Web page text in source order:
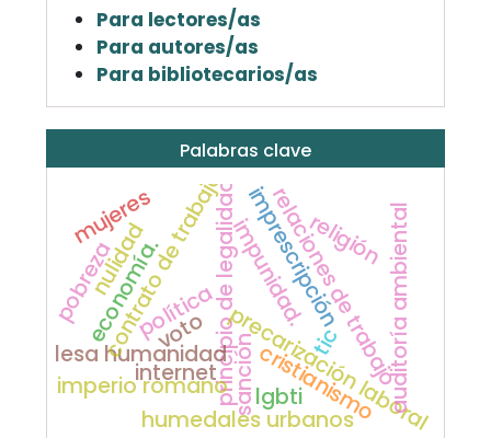
Para lectores/as
Para autores/as
Para bibliotecarios/as
Palabras clave
imprescripción
principio de legalidad
lesa humanidad
impunidad.
relaciones de trabajo
contrato de trabajo
precarización laboral
religión
cristianismo
imperio romano
política
economía.
nulidad auditoría ambiental
pobreza
sanción
humedales urbanos
lgbti
voto
mujeres
internet
tic